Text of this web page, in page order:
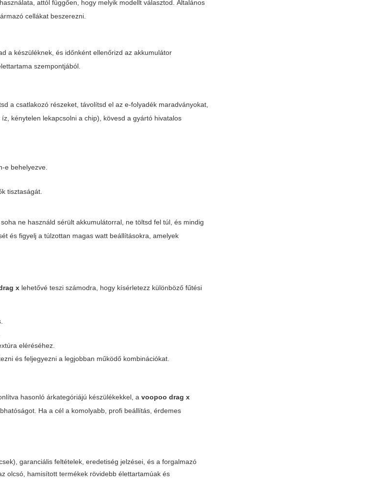
attól függően, hogy melyik modellt választod. Általános
cellákat beszerezni.
a készüléknek, és időnként ellenőrizd az akkumulátor
szempontjából.
a csatlakozó részeket, távolítsd el az e-folyadék maradványokat,
kénytelen lekapcsolni a chip), kövesd a gyártó hivatalos
e behelyezve.
tisztaságát.
ne használd sérült akkumulátorral, ne töltsd fel túl, és mindig
és figyelj a túlzottan magas watt beállításokra, amelyek
x lehetővé teszi számodra, hogy kísérletezz különböző fűtési
eléréséhez.
és feljegyezni a legjobban működő kombinációkat.
hasonló árkategóriájú készülékekkel, avoopoo drag x
Ha a cél a komolyabb, profi beállítás, érdemes
garanciális feltételek, eredetiség jelzései, és a forgalmazó
olcsó, hamisított termékek rövidebb élettartamúak és